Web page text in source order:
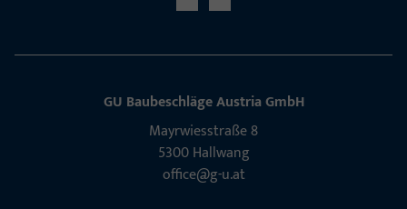
GU Baubeschläge Aus­tria GmbH
Mayrwies­straße 8
5300 Hall­wang
office@g-u.at